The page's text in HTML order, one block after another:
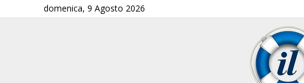
domenica, 9 Agosto 2026